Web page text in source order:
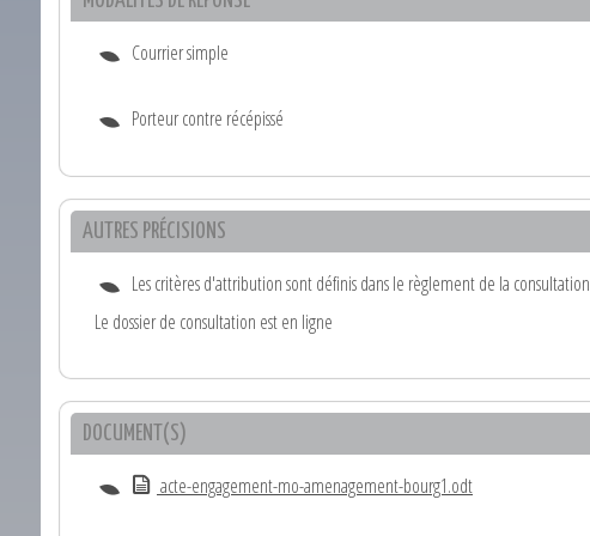
Courrier simple
Porteur contre récépissé
AUTRES PRÉCISIONS
Les critères d'attribution sont définis dans le règlement de la consultation
Le dossier de consultation est en ligne
DOCUMENT(S)
acte-engagement-mo-amenagement-bourg1.odt